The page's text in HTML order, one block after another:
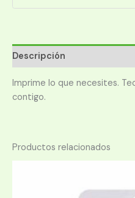
Descripción
Imprime lo que necesites.
contigo.
Productos relacionados